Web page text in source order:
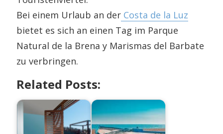
Bei einem Urlaub an der Costa de la Luz
bietet es sich an einen Tag im Parque
Natural de la Brena y Marismas del Barbate
zu verbringen.
Related Posts: